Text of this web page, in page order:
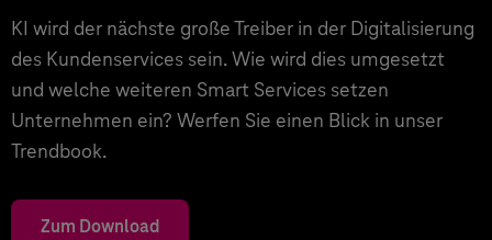
KI wird der nächste große Treiber in der Digitalisierung
des Kundenservices sein. Wie wird dies umgesetzt
und welche weiteren Smart Services setzen
Unternehmen ein? Werfen Sie einen Blick in unser
Trendbook.
Zum Download